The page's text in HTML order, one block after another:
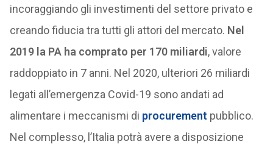
incoraggiando gli investimenti del settore privato e
creando fiducia tra tutti gli attori del mercato. Nel
2019 la PA ha comprato per 170 miliardi, valore
raddoppiato in 7 anni. Nel 2020, ulteriori 26 miliardi
legati all’emergenza Covid-19 sono andati ad
alimentare i meccanismi di procurement pubblico.
Nel complesso, l’Italia potrà avere a disposizione